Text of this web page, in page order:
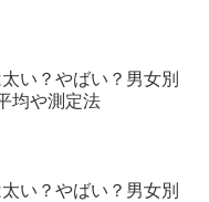
い？やばい？男女別
均や測定法
い？やばい？男女別